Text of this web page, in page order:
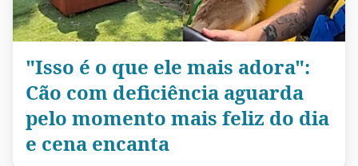
"Isso é o que ele mais adora":
Cão com deficiência aguarda
pelo momento mais feliz do dia
e cena encanta